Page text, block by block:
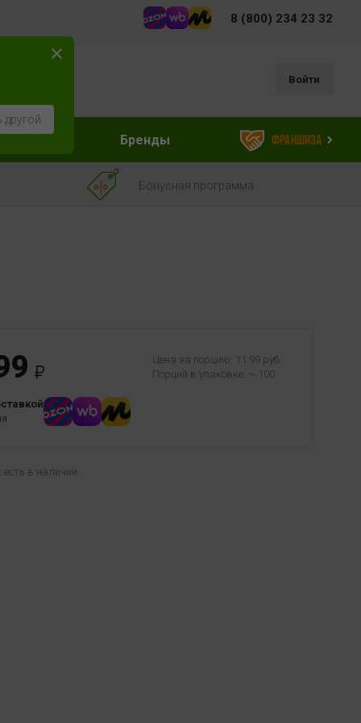
8 (800) 234 23 32
Войти
Бренды Франшиза
Бонусная программа
Цена за порцию: 11.99 руб.
Порций в упаковке: ~ 100
есть в наличии.
другой